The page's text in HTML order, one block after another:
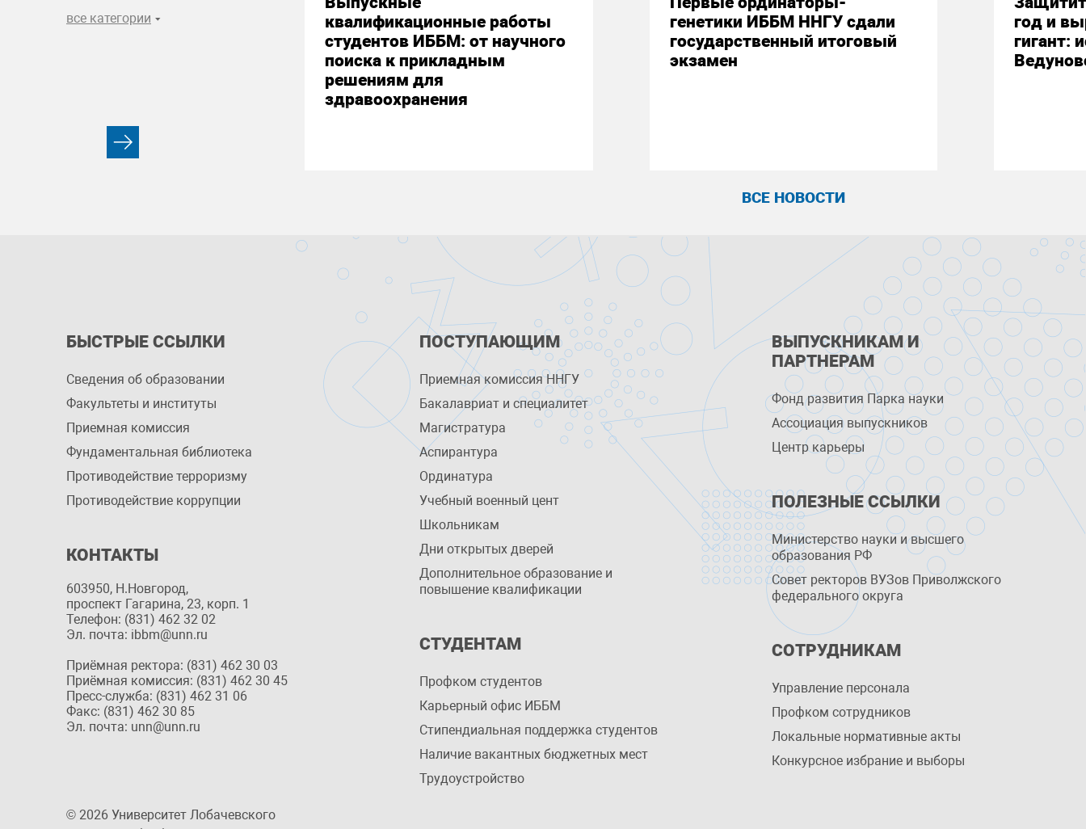
все категории
квалификационные работы
студентов ИББМ: от научного
поиска к прикладным
решениям для
здравоохранения
генетики ИББМ ННГУ сдали
государственный итоговый
экзамен
год и
гигант:
ВСЕ НОВОСТИ
БЫСТРЫЕ ССЫЛКИ
Сведения об образовании
Факультеты и институты
Приемная комиссия
Фундаментальная библиотека
Противодействие терроризму
Противодействие коррупции
КОНТАКТЫ
603950, Н.Новгород,
проспект Гагарина, 23, корп. 1
Телефон: (831) 462 32 02
Эл. почта: ibbm@unn.ru
Приёмная ректора: (831) 462 30 03
Приёмная комиссия: (831) 462 30 45
Пресс-служба: (831) 462 31 06
Факс: (831) 462 30 85
Эл. почта: unn@unn.ru
ПОСТУПАЮЩИМ
Приемная комиссия ННГУ
Бакалавриат и специалитет
Магистратура
Аспирантура
Ординатура
Учебный военный цент
Школьникам
Дни открытых дверей
Дополнительное образование и
повышение квалификации
СТУДЕНТАМ
Профком студентов
Карьерный офис ИББМ
Стипендиальная поддержка студентов
Наличие вакантных бюджетных мест
Трудоустройство
ВЫПУСКНИКАМ И
ПАРТНЕРАМ
Фонд развития Парка науки
Ассоциация выпускников
Центр карьеры
ПОЛЕЗНЫЕ ССЫЛКИ
Министерство науки и высшего
образования РФ
Совет ректоров ВУЗов Приволжского
федерального округа
СОТРУДНИКАМ
Управление персоналa
Профком сотрудников
Локальные нормативные акты
Конкурсное избрание и выборы
© 2026 Университет Лобачевского